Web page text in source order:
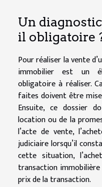
Un
il obligatoire
Pour réaliser la vente
immobilier est un
obligatoire à réaliser.
faites doivent être
Ensuite, ce dossier
location ou de la
l’acte de vente,
judiciaire lorsqu’il
cette situation,
transaction
prix de la transaction.